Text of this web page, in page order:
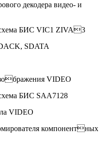
декодера видео- и
БИС VIC1 ZIVA3
SDATA
VIDEO
БИС SAA7128
VIDEO
компонентных